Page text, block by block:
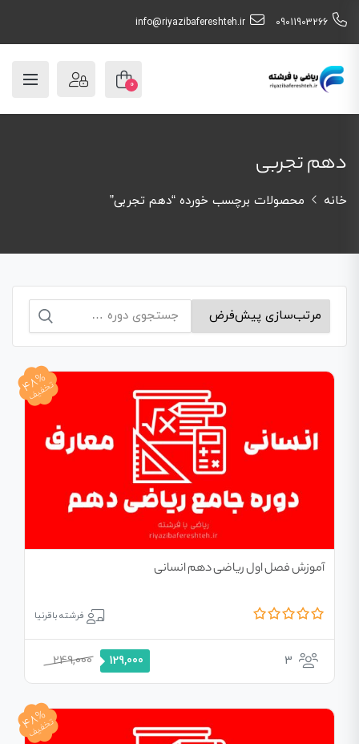
09011903266
info@riyazibafereshteh.ir
0
دهم تجربی
خانه محصولات برچسب خورده “دهم تجربی”
جستجو
48%
تخفیف
آموزش فصل اول ریاضی دهم انسانی
فرشته باقرنیا
3
249,000 129,000
48%
تخفیف